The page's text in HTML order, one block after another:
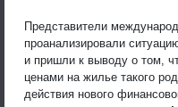
Представители
проанализировали
и пришли к выводу о том,
ценами на жилье такого
действия нового